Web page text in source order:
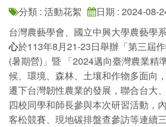
分類 : 活動花絮
日期 : 2024-08-
台灣農藝學會、國立中興大學農藝學
心於113年8月21-23日舉辦「第三屆
(暑期營)」暨 「2024邁向臺灣農業精
候、環境、森林、土壤和作物多面向
遷下台灣韌性農業的發展，聯合台大
四校同學和師長參與本次研習活動，
客松競賽、現地碳排盤查參訪等連續三